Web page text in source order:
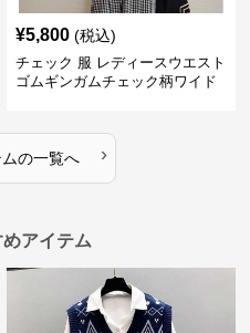
¥5,800 (税込)
チェック 服 レディースウエスト
ゴムギンガムチェック柄ワイド
の一覧へ ›
アイテム